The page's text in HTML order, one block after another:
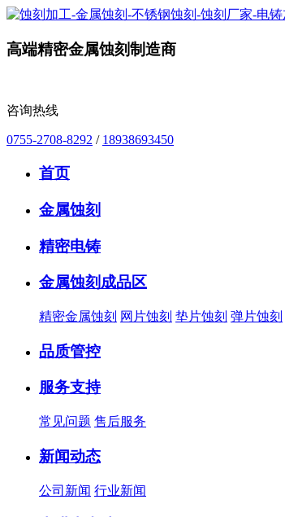
高端精密金属蚀刻制造商
咨询热线
0755-2708-8292 / 18938693450
首页
金属蚀刻
精密电铸
金属蚀刻成品区
精密金属蚀刻 网片蚀刻 垫片蚀刻 弹片蚀刻
品质管控
服务支持
常见问题 售后服务
新闻动态
公司新闻 行业新闻